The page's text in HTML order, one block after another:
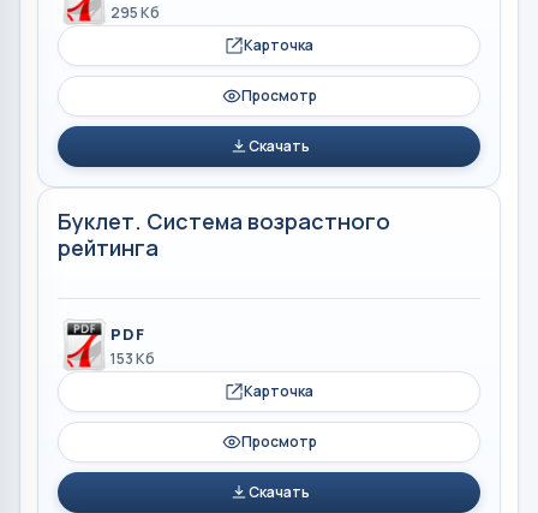
295 Кб
Карточка
Просмотр
Скачать
Буклет. Система возрастного
рейтинга
PDF
153 Кб
Карточка
Просмотр
Скачать